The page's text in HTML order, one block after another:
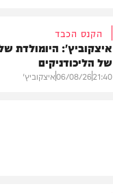
הקנס הכבד
איצקוביץ': היומולדת
של הליכודניקים
21:40
06/08/26איצקוביץ'